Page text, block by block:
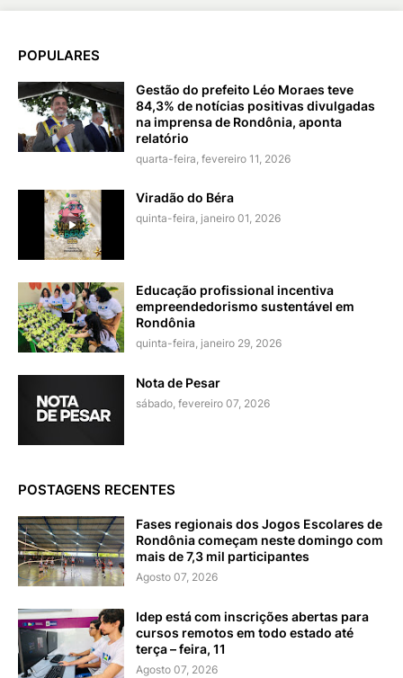
POPULARES
Gestão do prefeito Léo Moraes teve
84,3% de notícias positivas divulgadas
na imprensa de Rondônia, aponta
relatório
quarta-feira, fevereiro 11, 2026
Viradão do Béra
quinta-feira, janeiro 01, 2026
Educação profissional incentiva
empreendedorismo sustentável em
Rondônia
quinta-feira, janeiro 29, 2026
Nota de Pesar
sábado, fevereiro 07, 2026
POSTAGENS RECENTES
Fases regionais dos Jogos Escolares de
Rondônia começam neste domingo com
mais de 7,3 mil participantes
Agosto 07, 2026
Idep está com inscrições abertas para
cursos remotos em todo estado até
terça – feira, 11
Agosto 07, 2026